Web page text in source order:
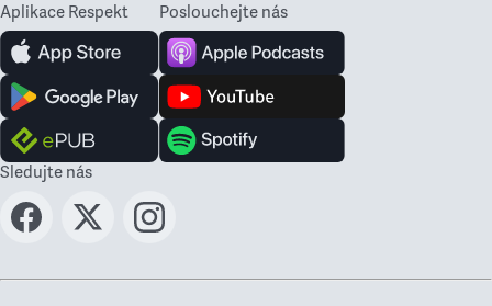
Aplikace Respekt Poslouchejte nás
Sledujte nás